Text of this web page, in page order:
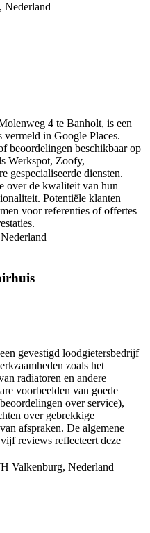
Nederland
4 te Banholt, is een
vermeld in Google Places.
beoordelingen beschikbaar op
Werkspot, Zoofy,
gespecialiseerde diensten.
over de kwaliteit van hun
Potentiële klanten
voor referenties of offertes
gevestigd loodgietersbedrijf
zoals het
radiatoren en andere
voorbeelden van goede
over service),
over gebrekkige
afspraken. De algemene
reviews reflecteert deze
Valkenburg, Nederland